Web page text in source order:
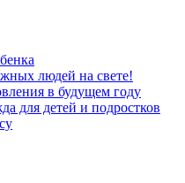
людей на свете!
в будущем году
для детей и подростков